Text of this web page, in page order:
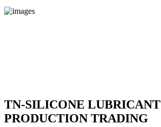
TN-SILICONE LUBRICANT
PRODUCTION TRADING